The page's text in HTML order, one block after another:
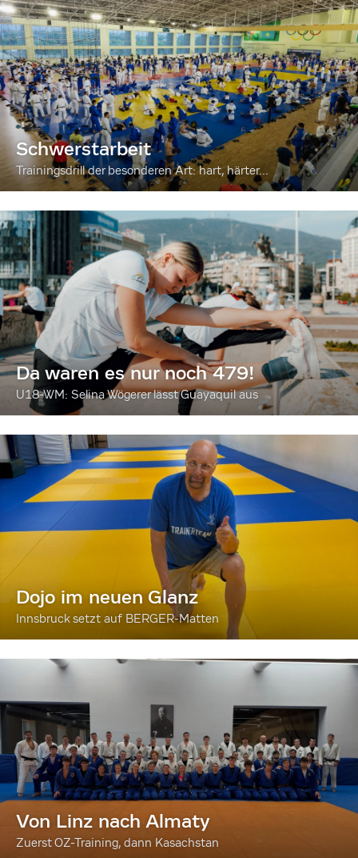
Schwerstarbeit
Trainingsdrill der besonderen Art: hart, härter...
Da waren es nur noch 479!
U18-WM: Selina Wögerer lässt Guayaquil aus
Dojo im neuen Glanz
Innsbruck setzt auf BERGER-Matten
Von Linz nach Almaty
Zuerst OZ-Training, dann Kasachstan